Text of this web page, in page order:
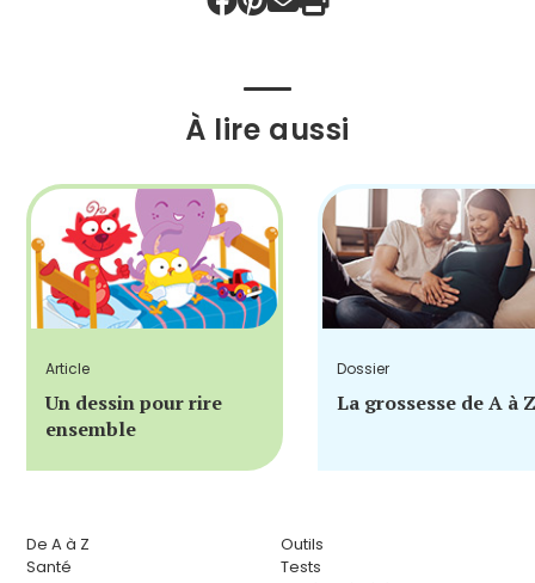
À lire aussi
Article
Un dessin pour rire
ensemble
Dossier
La grossesse de A à Z
De A à Z
Santé
Outils
Tests